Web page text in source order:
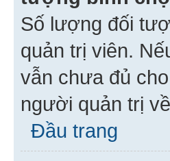
Số lượng đối
quản trị viên.
vẫn chưa đủ
người quản trị
Đầu trang